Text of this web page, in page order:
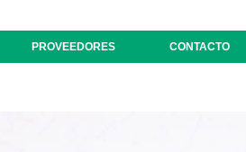
PROVEEDORES CONTACTO